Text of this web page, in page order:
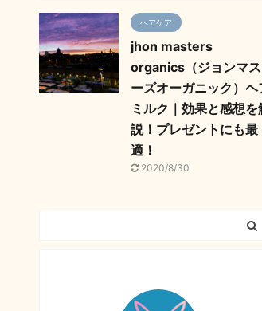
ヘアケア
jhon masters
organics（ジョンマス
ーズオーガニック）ヘ
ミルク｜効果と感想を
説！プレゼントにも最
適！
2020/8/30